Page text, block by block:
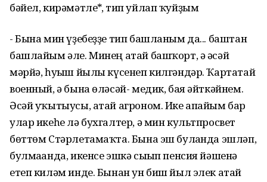
бәйел, кирәмәтле*, тип уйлап ҡуйҙым
- Бына мин үҙебеҙҙе тип башланым да... баштан
башлайым әле. Минең атай башҡорт, ә әсәй
мәрйә, һуғыш йылы күсенеп килгәндәр. Ҡартатай
военный, ә бына өләсәй- медик, бая әйткәйнем.
Әсәй уҡытыусы, атай агроном. Ике апайым бар
улар икеһе лә бухгалтер, ә мин культпросвет
бөттөм Стәрлетамаҡта. Бына эш булғанда эшләп,
булмағанда, икенсе эшкә сығып пенсия йәшенә
етеп киләм инде. Бынан ун биш йыл элек атай